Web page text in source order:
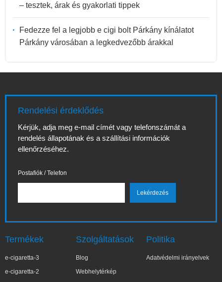
– tesztek, árak és gyakorlati tippek
Fedezze fel a legjobb e cigi bolt Párkány kínálatot
Párkány városában a legkedvezőbb árakkal
Rendelési érdeklődés
Kérjük, adja meg e-mail címét vagy telefonszámát a
rendelés állapotának és a szállítási információk
ellenőrzéséhez.
Postafiók / Telefon
Termékek
e-cigaretta-3
e-cigaretta-2
Szolgáltatások
Blog
Webhelytérkép
Politika
Adatvédelmi irányelvek